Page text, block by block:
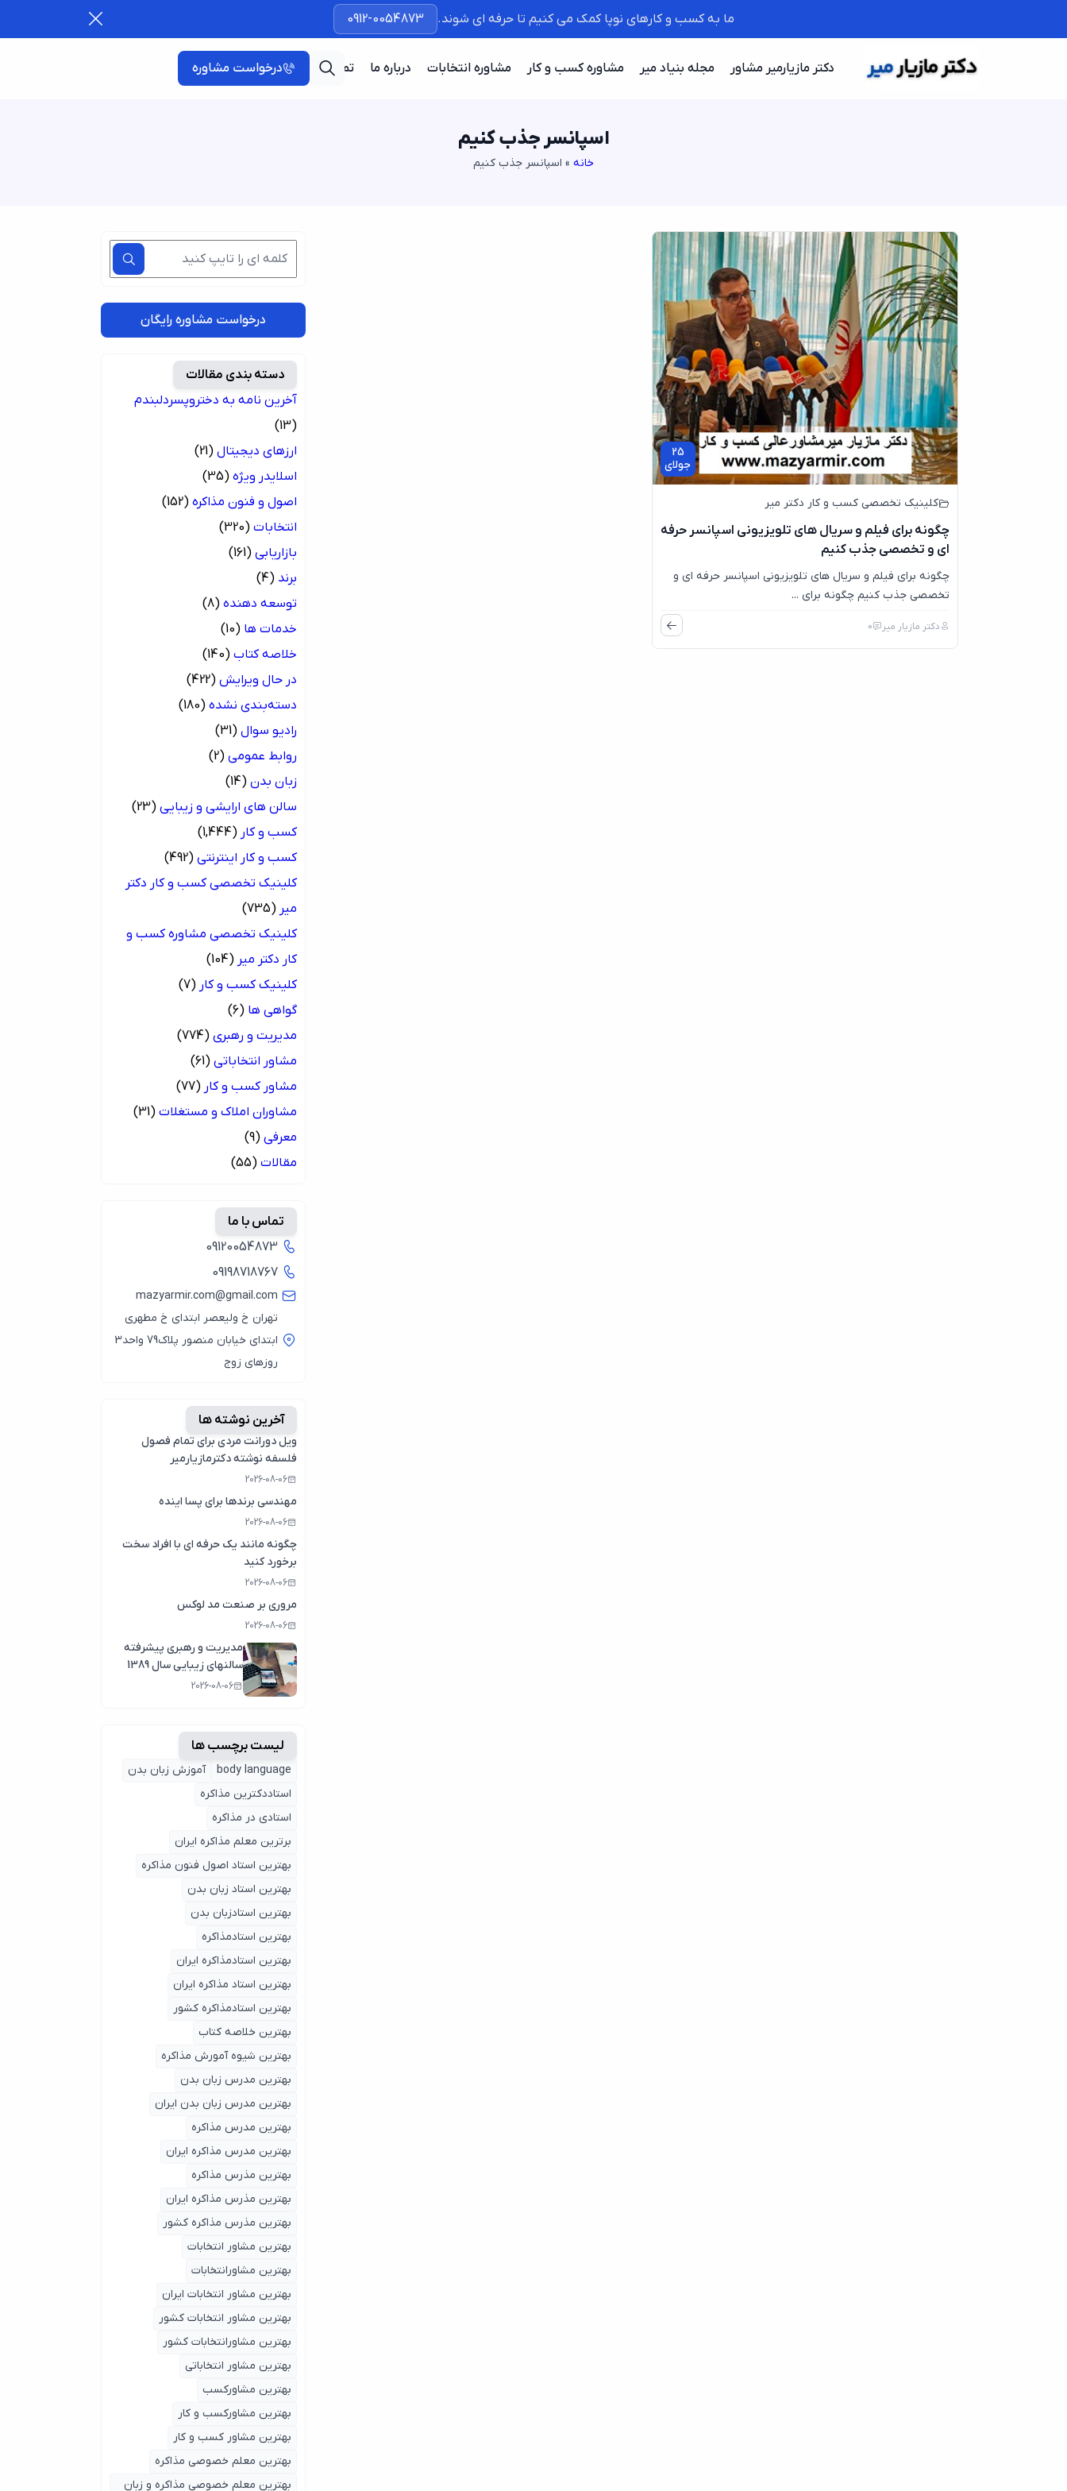
ما به کسب و کارهای نوپا کمک می کنیم تا حرفه ای شوند. 0912-0054873
دکتر مازیارمیر مشاور مجله بنیاد میر مشاوره کسب و کار مشاوره انتخابات درباره ما تماس با ما درخواست مشاوره
اسپانسر جذب کنیم
خانه » اسپانسر جذب کنیم
25
جولای
کلینیک تخصصی کسب و کار دکتر میر
چگونه برای فیلم و سریال های تلویزیونی اسپانسر حرفه
ای و تخصصی جذب کنیم
چگونه برای فیلم و سریال های تلویزیونی اسپانسر حرفه ای و
تخصصی جذب کنیم چگونه برای ...
دکتر مازیار میر 0
درخواست مشاوره رایگان
دسته بندی مقالات
آخرین نامه به دختروپسردلبندم
(13)
ارزهای دیجیتال (21)
اسلایدر ویژه (35)
اصول و فنون مذاکره (152)
انتخابات (320)
بازاریابی (161)
برند (4)
توسعه دهنده (8)
خدمات ها (10)
خلاصه کتاب (140)
در حال ویرایش (422)
دسته‌بندی نشده (180)
رادیو سوال (31)
روابط عمومی (2)
زبان بدن (14)
سالن های ارایشی و زیبایی (23)
کسب و کار (1,444)
کسب و کار اینترنتی (492)
کلینیک تخصصی کسب و کار دکتر
میر (735)
کلینیک تخصصی مشاوره کسب و
کار دکتر میر (104)
کلینیک کسب و کار (7)
گواهی ها (6)
مدیریت و رهبری (774)
مشاور انتخاباتی (61)
مشاور کسب و کار (77)
مشاوران املاک و مستغلات (31)
معرفی (9)
مقالات (55)
تماس با ما
09120054873
09198718767
mazyarmir.com@gmail.com
تهران خ ولیعصر ابتدای خ مطهری
ابتدای خیابان منصور پلاک79 واحد3
روزهای زوج
آخرین نوشته ها
ویل دورانت مردی برای تمام فصول
فلسفه نوشته دکترمازیارمیر
2026-08-06
مهندسی برندها برای پسا اینده
2026-08-06
چگونه مانند یک حرفه ای با افراد سخت
برخورد کنید
2026-08-06
مروری بر صنعت مد لوکس
2026-08-06
مدیریت و رهبری پیشرفته
سالنهای زیبایی سال 1389
2026-08-06
لیست برچسب ها
body language
آموزش زبان بدن
استاددکترین مذاکره
استادی در مذاکره
برترین معلم مذاکره ایران
بهترین استاد اصول ‌فنون مذاکره
بهترین استاد زبان بدن
بهترین استادزبان بدن
بهترین استادمذاکره
بهترین استادمذاکره ایران
بهترین استاد مذاکره ایران
بهترین استادمذاکره کشور
بهترین خلاصه کتاب
بهترین شیوه آمورش مذاکره
بهترین مدرس زبان بدن
بهترین مدرس زبان بدن ایران
بهترین مدرس مذاکره
بهترین مدرس مذاکره ایران
بهترین مذرس مذاکره
بهترین مذرس مذاکره ایران
بهترین مذرس مذاکره کشور
بهترین مشاور انتخابات
بهترین مشاورانتخابات
بهترین مشاور انتخابات ایران
بهترین مشاور انتخابات کشور
بهترین مشاورانتخابات کشور
بهترین مشاور انتخاباتی
بهترین مشاورکسب
بهترین مشاورکسب و کار
بهترین مشاور کسب و کار
بهترین معلم خصوصی مذاکره
بهترین معلم خصوصی مذاکره و زبان